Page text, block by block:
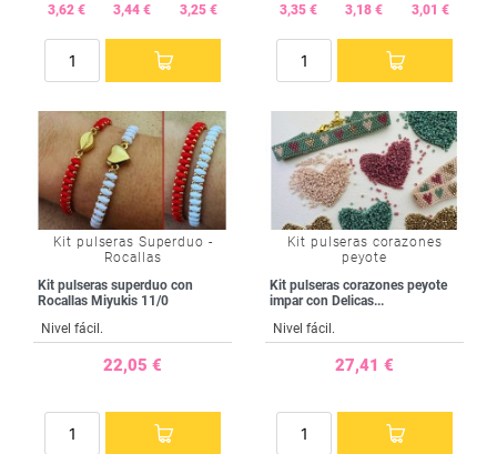
3,62 €
3,44 €
3,25 €
3,35 €
3,18 €
3,01 €
Kit pulseras Superduo -
Rocallas
Kit pulseras superduo con
Rocallas Miyukis 11/0
Nivel fácil.
22,05 €
Kit pulseras corazones
peyote
Kit pulseras corazones peyote
impar con Delicas...
Nivel fácil.
27,41 €